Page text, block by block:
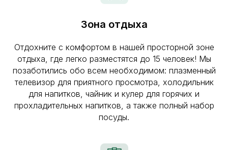
Зона отдыха
Отдохните с комфортом в нашей просторной зоне
отдыха, где легко разместятся до 15 человек! Мы
позаботились обо всем необходимом: плазменный
телевизор для приятного просмотра, холодильник
для напитков, чайник и кулер для горячих и
прохладительных напитков, а также полный набор
посуды.